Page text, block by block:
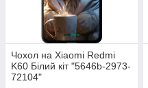
Чохол на Xiaomi Redmi
K60 Білий кіт "5646b-2973-
72104"